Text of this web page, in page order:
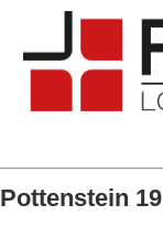
Pottenstein 19